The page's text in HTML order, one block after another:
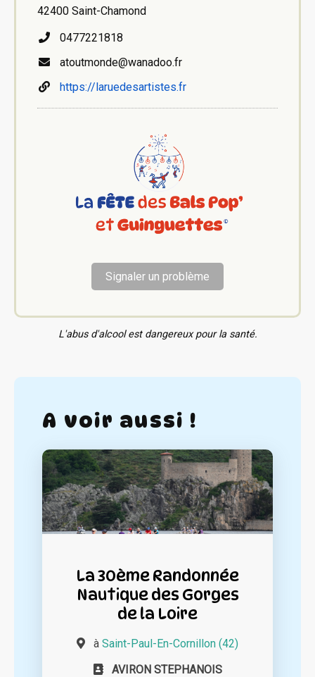
42400 Saint-Chamond
0477221818
atoutmonde@wanadoo.fr
https://laruedesartistes.fr
Signaler un problème
L'abus d'alcool est dangereux pour la santé.
A voir aussi !
La 30ème Randonnée
Nautique des Gorges
de la Loire
à Saint-Paul-En-Cornillon (42)
AVIRON STEPHANOIS